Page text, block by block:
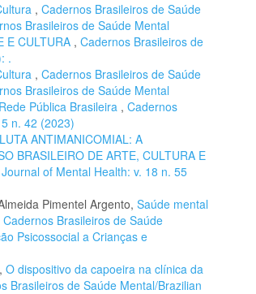
, Cadernos Brasileiros de Saúde
Brasileiros de Saúde Mental
E CULTURA , Cadernos Brasileiros de
.
, Cadernos Brasileiros de Saúde
Brasileiros de Saúde Mental
Pública Brasileira , Cadernos
n. 42 (2023)
ANTIMANICOMIAL: A
BRASILEIRO DE ARTE, CULTURA E
of Mental Health: v. 18 n. 55
Pimentel Argento, Saúde mental
Cadernos Brasileiros de Saúde
Psicossocial a Crianças e
O dispositivo da capoeira na clínica da
Brasileiros de Saúde Mental/Brazilian